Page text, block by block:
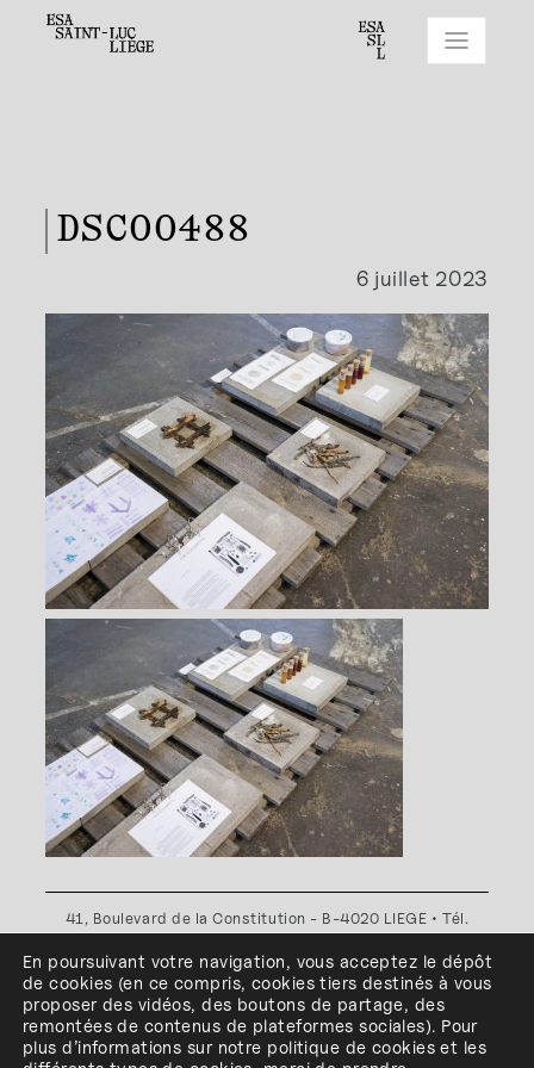
DSC00488
6 juillet 2023
41, Boulevard de la Constitution - B-4020 LIEGE • Tél.
Plan d'accès•Politique de confidentialité•Politique de
cookies•Conditions générales
l'ESA Saint-Luc Liège est membre du
En poursuivant votre navigation, vous acceptez le dépôt
de cookies (en ce compris, cookiestiers destinés à vous
proposer des vidéos, des boutons de partage, des
remontées de contenus de plateformes sociales). Pour
plus d’informations sur notre politique de cookies et les